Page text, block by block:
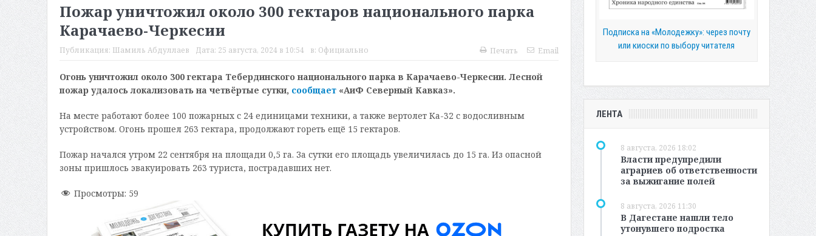
Пожар уничтожил около 300 гектаров национального парка
Карачаево-Черкесии
Публикация: Шамиль Абдуллаев Дата: 25 августа, 2024 в 10:54 в: Официально Печать Email
Огонь уничтожил около 300 гектара Тебердинского национального парка в Карачаево-Черкесии. Лесной
пожар удалось локализовать на четвёртые сутки, сообщает«АиФ Северный Кавказ».
На месте работают более 100 пожарных с 24 единицами техники, а также вертолет Ка-32 с водосливным
устройством. Огонь прошел 263 гектара, продолжают гореть ещё 15 гектаров.
Пожар начался утром 22 сентября на площади 0,5 га. За сутки его площадь увеличилась до 15 га. Из опасной
зоны пришлось эвакуировать 263 туриста, пострадавших нет.
Просмотры: 59
Подписка на «Молодежку»: через почту
или киоски по выбору читателя
ЛЕНТА
8 августа, 2026 18:02
Власти предупредили
аграриев об ответственности
за выжигание полей
8 августа, 2026 11:30
В Дагестане нашли тело
утонувшего подростка